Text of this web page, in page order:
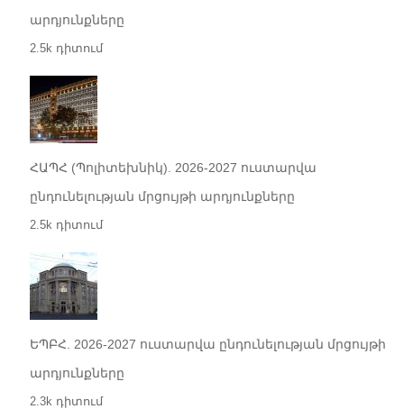
արդյունքները
2.5k դիտում
ՀԱՊՀ (Պոլիտեխնիկ). 2026-2027 ուստարվա
ընդունելության մրցույթի արդյունքները
2.5k դիտում
ԵՊԲՀ. 2026-2027 ուստարվա ընդունելության մրցույթի
արդյունքները
2.3k դիտում